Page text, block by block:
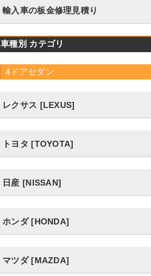
輸入車の板金修理見積り
車種別 カテゴリ
4ドアセダン
レクサス [LEXUS]
トヨタ [TOYOTA]
日産 [NISSAN]
ホンダ [HONDA]
マツダ [MAZDA]